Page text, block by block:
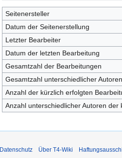
Seitenersteller
Datum der Seitenerstellung
Letzter Bearbeiter
Datum der letzten Bearbeitung
Gesamtzahl der Bearbeitungen
Gesamtzahl unterschiedlicher Autoren
Anzahl der kürzlich erfolgten
Anzahl unterschiedlicher Autoren
Datenschutz Über T4-Wiki